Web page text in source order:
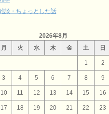
談・ちょっとした話
2026年8月
月
火 水 木 金 土 日
1 2
3 4 5 6 7 8 9
10 11 12 13 14 15 16
17 18 19 20 21 22 23